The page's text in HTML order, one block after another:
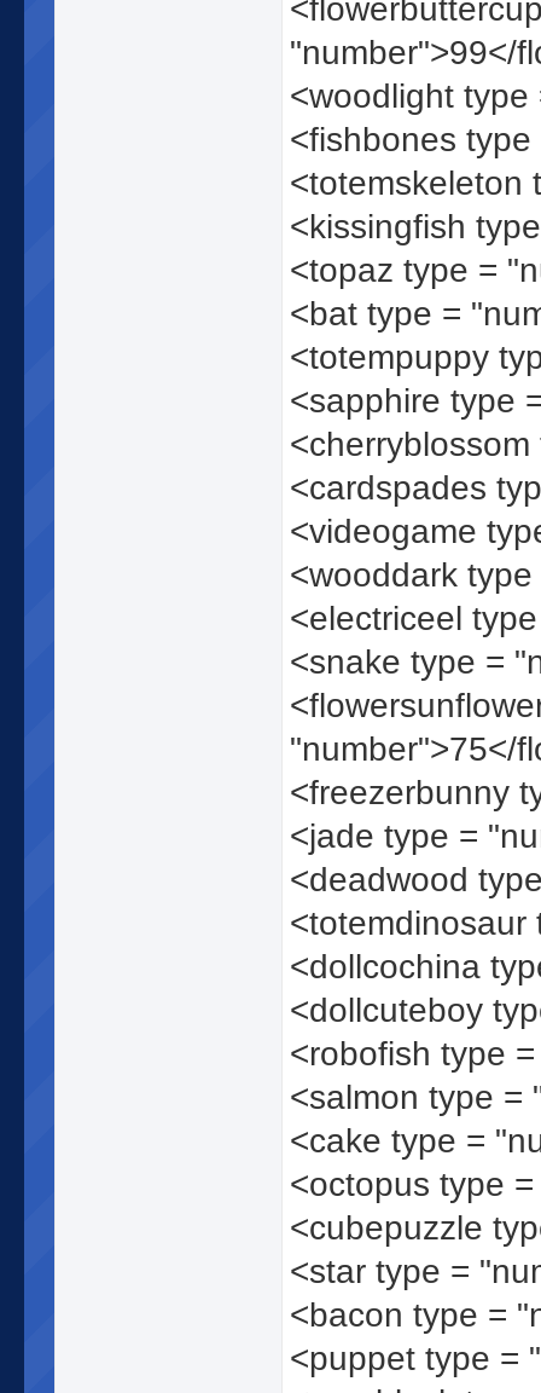
"number">99</
<woodlight
<fishbones
<totemskeleton
<kissingfish
<topaz type =
<bat type =
<totempuppy
<sapphire type
<cardspades
<videogame
<wooddark
<electriceel
<snake type =
"number">75</
<freezerbunny
<jade type =
<deadwood
<totemdinosaur
<dollcochina
<dollcuteboy
<robofish type
<salmon type =
<cake type =
<octopus type
<cubepuzzle
<star type =
<bacon type =
<puppet type =